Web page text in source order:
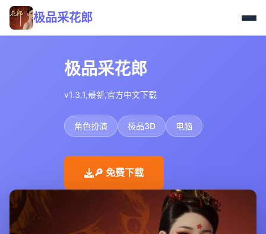
极品采花郎
极品采花郎
v1.3.1,最新,官方中文下载
角色扮演 极品3D 电脑
🔎 免费下载